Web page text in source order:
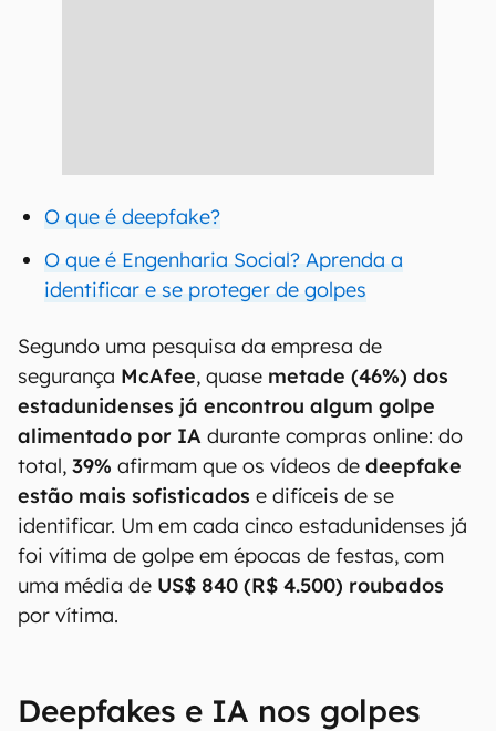
O que é deepfake?
O que é Engenharia Social? Aprenda a
identificar e se proteger de golpes
Segundo uma pesquisa da empresa de
segurança McAfee, quase metade (46%) dos
estadunidenses já encontrou algum golpe
alimentado por IA durante compras online: do
total, 39% afirmam que os vídeos de deepfake
estão mais sofisticados e difíceis de se
identificar. Um em cada cinco estadunidenses já
foi vítima de golpe em épocas de festas, com
uma média de US$ 840 (R$ 4.500) roubados
por vítima.
Deepfakes e IA nos golpes